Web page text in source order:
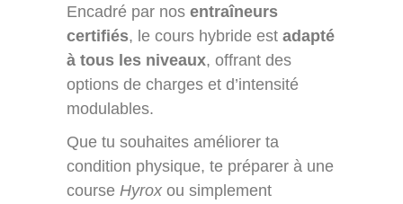
Encadré par nos entraîneurs
certifiés, le cours hybride est adapté
à tous les niveaux, offrant des
options de charges et d’intensité
modulables.
Que tu souhaites améliorer ta
condition physique, te préparer à une
course Hyrox ou simplement